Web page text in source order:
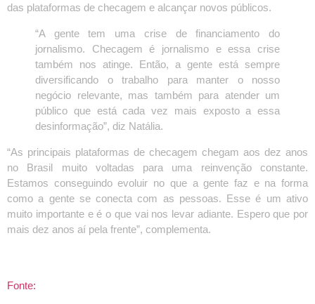
das plataformas de checagem e alcançar novos públicos.
“A gente tem uma crise de financiamento do
jornalismo. Checagem é jornalismo e essa crise
também nos atinge. Então, a gente está sempre
diversificando o trabalho para manter o nosso
negócio relevante, mas também para atender um
público que está cada vez mais exposto a essa
desinformação”, diz Natália.
“As principais plataformas de checagem chegam aos dez anos
no Brasil muito voltadas para uma reinvenção constante.
Estamos conseguindo evoluir no que a gente faz e na forma
como a gente se conecta com as pessoas. Esse é um ativo
muito importante e é o que vai nos levar adiante. Espero que por
mais dez anos aí pela frente”, complementa.
Fonte: